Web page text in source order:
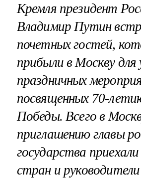
Кремля президент
Владимир Путин
почетных гостей,
прибыли в Москву для
праздничных
посвященных 70-
Победы. Всего в
приглашению главы
государства
стран и руководители